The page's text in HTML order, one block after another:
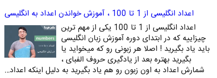
اعداد انگلیسی از 1 تا 100 ، آموزش خواندن اعداد به انگلیسی
اعداد انگلیسی از 1 تا 100 یکی از مهم ترین
چیزاییه که در ابتدای دوره آموزش زبان انگلیسی
باید یاد بگیرید ! اصلا هر زبونی رو که میخواید یا
بگیرید بهتره بعد از یادگیری حروف الفبای ،
شمارش اعداد به اون زبون رو هم یاد بگیرید به دلیل اینکه اعداد…